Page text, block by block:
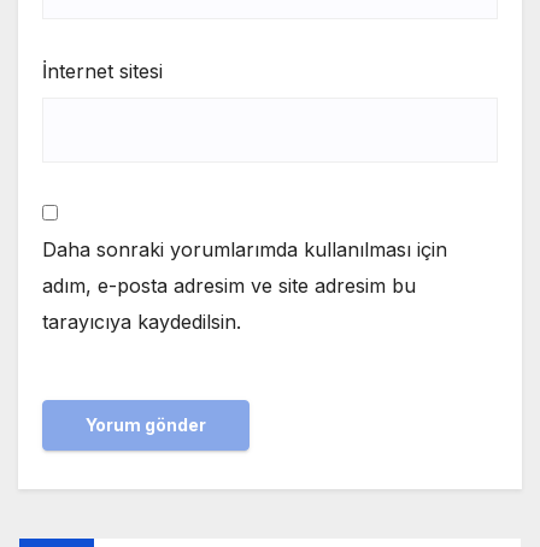
İnternet sitesi
Daha sonraki yorumlarımda kullanılması için
adım, e-posta adresim ve site adresim bu
tarayıcıya kaydedilsin.